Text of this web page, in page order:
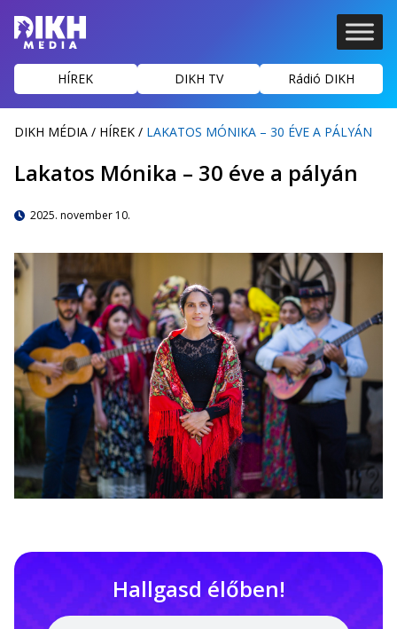
HÍREK DIKH TV Rádió DIKH
DIKH MÉDIA / HÍREK / LAKATOS MÓNIKA – 30 ÉVE A PÁLYÁN
Lakatos Mónika – 30 éve a pályán
2025. november 10.
Hallgasd élőben!